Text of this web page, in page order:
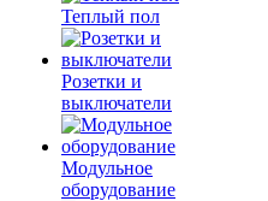
Теплый пол
Розетки и
выключатели
Модульное
оборудование